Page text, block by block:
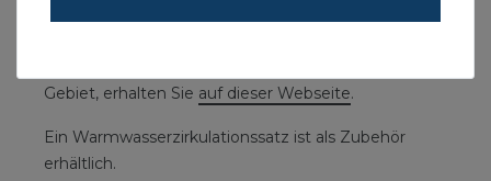
Gebiet, erhalten Sie auf dieser Webseite.
Ein Warmwasserzirkulationssatz ist als Zubehör
erhältlich.